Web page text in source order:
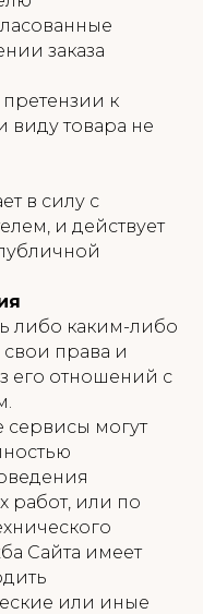
заказа
претензии к
виду товара не
в силу с
и действует
либо каким-либо
права и
его отношений с
сервисы могут
работ, или по
Сайта имеет
или иные